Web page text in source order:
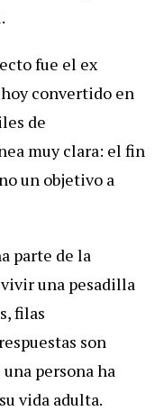
fue el ex
convertido en
de
muy clara: el fin
un objetivo a
parte de la
vivir una pesadilla
filas
son
persona ha
vida adulta.